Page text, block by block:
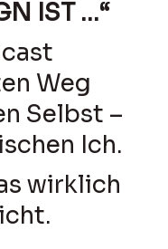
IST …“
Weg
Selbst –
Ich.
wirklich